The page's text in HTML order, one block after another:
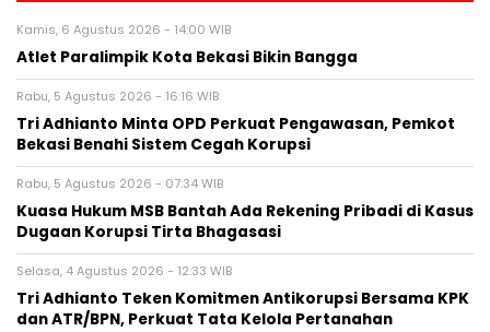
Kamis, 6 Agustus 2026 - 14:00 WIB
Atlet Paralimpik Kota Bekasi Bikin Bangga
Rabu, 5 Agustus 2026 - 16:16 WIB
Tri Adhianto Minta OPD Perkuat Pengawasan, Pemkot
Bekasi Benahi Sistem Cegah Korupsi
Rabu, 5 Agustus 2026 - 07:34 WIB
Kuasa Hukum MSB Bantah Ada Rekening Pribadi di Kasus
Dugaan Korupsi Tirta Bhagasasi
Selasa, 4 Agustus 2026 - 12:33 WIB
Tri Adhianto Teken Komitmen Antikorupsi Bersama KPK
dan ATR/BPN, Perkuat Tata Kelola Pertanahan